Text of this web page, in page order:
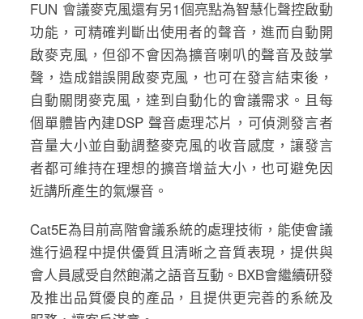
FUN 會議麥克風還有另1個亮點為智慧化聲控啟動
功能，可精確判斷出使用者的聲音，進而自動開
啟麥克風，但卻不會因為擴音喇叭的聲音及鼓掌
聲，造成錯誤開啟麥克風，也可在發言結束後，
自動關閉麥克風，達到自動化的會議需求。且每
個單體皆內建DSP 聲音處理芯片，可偵測發言者
音量大小並自動調整麥克風的收音感度，讓發言
者都可維持在理想的擴音增益大小，也可避免因
近講所產生的氣爆音。
Cat5E為目前高階會議系統的處理技術，能使會議
進行過程中提供優質且清晰之音質表現，提供與
會人員感受自然飽滿之語音互動。BXB會繼續研發
及推出品質優良的產品，且提供更完善的系統及